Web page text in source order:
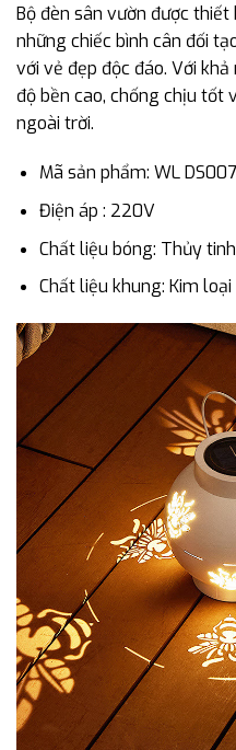
Bộ đèn sân vườn được
những chiếc bình cân đối
với vẻ đẹp độc đáo. Với
độ bền cao, chống chịu tốt
ngoài trời.
Mã sản phẩm: WL DS007
Điện áp : 220V
Chất liệu bóng: Thủy tinh
Chất liệu khung: Kim loại